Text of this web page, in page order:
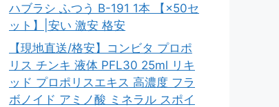
ハブラシ ふつう B-191 1本 【×50セ
ット】|安い 激安 格安
【現地直送/格安】コンビタ プロポ
リス チンキ 液体 PFL30 25ml リキ
ッド プロポリスエキス 高濃度 フラ
ボノイド アミノ酸 ミネラル スポイ